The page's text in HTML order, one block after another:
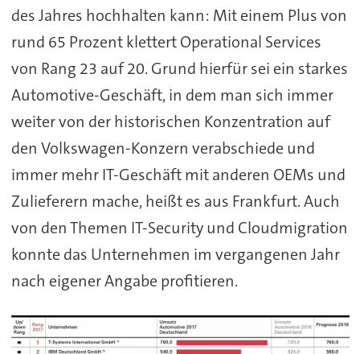
des Jahres hochhalten kann: Mit einem Plus von
rund 65 Prozent klettert Operational Services
von Rang 23 auf 20. Grund hierfür sei ein starkes
Automotive-Geschäft, in dem man sich immer
weiter von der historischen Konzentration auf
den Volkswagen-Konzern verabschiede und
immer mehr IT-Geschäft mit anderen OEMs und
Zulieferern mache, heißt es aus Frankfurt. Auch
von den Themen IT-Security und Cloudmigration
konnte das Unternehmen im vergangenen Jahr
nach eigener Angabe profitieren.